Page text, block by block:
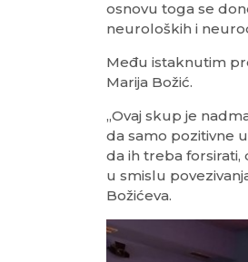
osnovu toga se
neuroloških i
Među istaknutim
Marija Božić.
„Ovaj skup je
da samo pozitivne
da ih treba forsirati,
u smislu
Božićeva.